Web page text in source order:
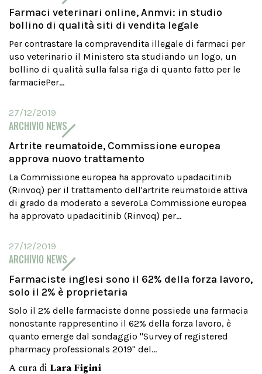
Farmaci veterinari online, Anmvi: in studio
bollino di qualità siti di vendita legale
Per contrastare la compravendita illegale di farmaci per
uso veterinario il Ministero sta studiando un logo, un
bollino di qualità sulla falsa riga di quanto fatto per le
farmaciePer...
27/12/2019
ARCHIVIO NEWS
Artrite reumatoide, Commissione europea
approva nuovo trattamento
La Commissione europea ha approvato upadacitinib
(Rinvoq) per il trattamento dell'artrite reumatoide attiva
di grado da moderato a severoLa Commissione europea
ha approvato upadacitinib (Rinvoq) per...
27/12/2019
ARCHIVIO NEWS
Farmaciste inglesi sono il 62% della forza lavoro,
solo il 2% è proprietaria
Solo il 2% delle farmaciste donne possiede una farmacia
nonostante rappresentino il 62% della forza lavoro, è
quanto emerge dal sondaggio "Survey of registered
pharmacy professionals 2019" del...
A cura di Lara Figini